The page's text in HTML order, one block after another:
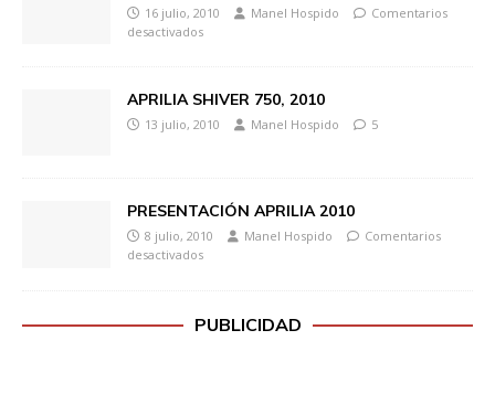
16 julio, 2010 Manel Hospido
Comentarios
desactivados
APRILIA SHIVER 750, 2010
13 julio, 2010 Manel Hospido 5
PRESENTACIÓN APRILIA 2010
8 julio, 2010 Manel Hospido
Comentarios
desactivados
PUBLICIDAD